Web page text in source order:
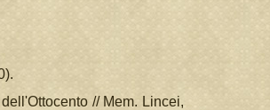
// Mem. Lincei,